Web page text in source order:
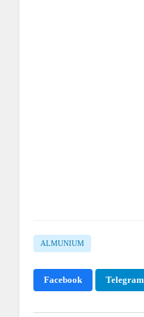
ALMUNIUM
Facebook Telegram